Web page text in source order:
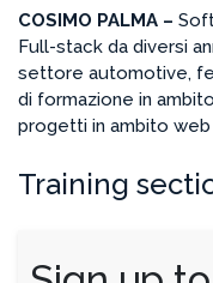
COSIMO PALMA –
Full-stack da diversi
settore automotive,
di formazione in
progetti in ambito
Training